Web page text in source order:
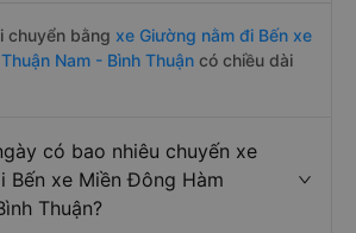
chuyển bằng xe Giường nằm đi Bến xe
Nam - Bình Thuận có chiều dài
có bao nhiêu chuyến xe
Bến xe Miền Đông Hàm
Thuận?